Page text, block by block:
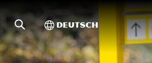
Website-Suche
Toggle International
Deutsch